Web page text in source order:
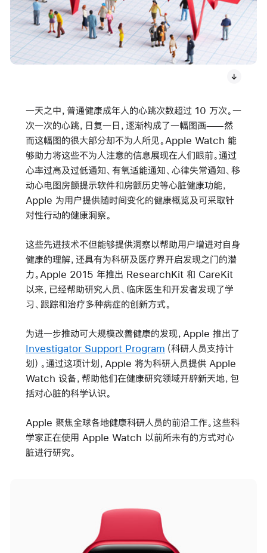
一天之中，普通健康成年人的心跳次数超过 10 万次。一
次一次的心跳，日复一日，逐渐构成了一幅图画——然
而这幅图的很大部分却不为人所见。Apple Watch 能
够助力将这些不为人注意的信息展现在人们眼前。通过
心率过高及过低通知、有氧适能通知、心律失常通知、移
动心电图房颤提示软件和房颤历史等心脏健康功能，
Apple 为用户提供随时间变化的健康概览及可采取针
对性行动的健康洞察。
这些先进技术不但能够提供洞察以帮助用户增进对自身
健康的理解，还具有为科研及医疗界开启发现之门的潜
力。Apple 2015 年推出 ResearchKit 和 CareKit
以来，已经帮助研究人员、临床医生和开发者发现了学
习、跟踪和治疗多种病症的创新方式。
为进一步推动可大规模改善健康的发现，Apple 推出了
Investigator Support Program （科研人员支持计
划）。通过这项计划，Apple 将为科研人员提供 Apple
Watch 设备，帮助他们在健康研究领域开辟新天地，包
括对心脏的科学认识。
Apple 聚焦全球各地健康科研人员的前沿工作。这些科
学家正在使用 Apple Watch 以前所未有的方式对心
脏进行研究。